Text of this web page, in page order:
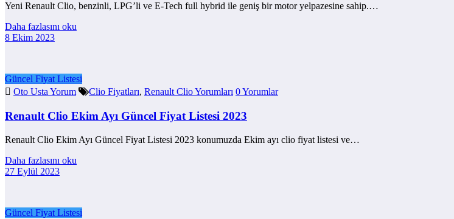
Yeni Renault Clio, benzinli, LPG’li ve E-Tech full hybrid ile geniş bir motor yelpazesine sahip.…
Daha fazlasını oku
8 Ekim 2023
Güncel Fiyat Listesi
Oto Usta Yorum
Clio Fiyatları, Renault Clio Yorumları 0 Yorumlar
Renault Clio Ekim Ayı Güncel Fiyat Listesi 2023
Renault Clio Ekim Ayı Güncel Fiyat Listesi 2023 konumuzda Ekim ayı clio fiyat listesi ve…
Daha fazlasını oku
27 Eylül 2023
Güncel Fiyat Listesi